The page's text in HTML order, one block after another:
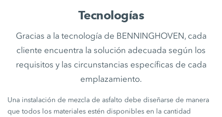
Tecnologías
Gracias a la tecnología de BENNINGHOVEN, cada
cliente encuentra la solución adecuada según los
requisitos y las circunstancias específicas de cada
emplazamiento.
Una instalación de mezcla de asfalto debe diseñarse de manera
que todos los materiales estén disponibles en la cantidad